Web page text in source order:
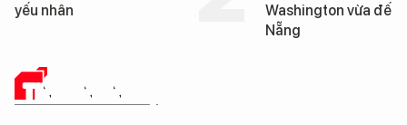
Washington vừa đến Đà
George
TIN CÔNG NGHỆ